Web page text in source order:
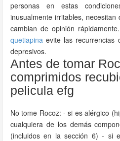
personas en estas
inusualmente irritables,
cambian de opinión
quetiapina evite las recurrencias
depresivos.
Antes de tomar
comprimidos
pelicula efg
No tome Rocoz: - si es alérgico
cualquiera de los demás
(incluidos en la sección 6) - si